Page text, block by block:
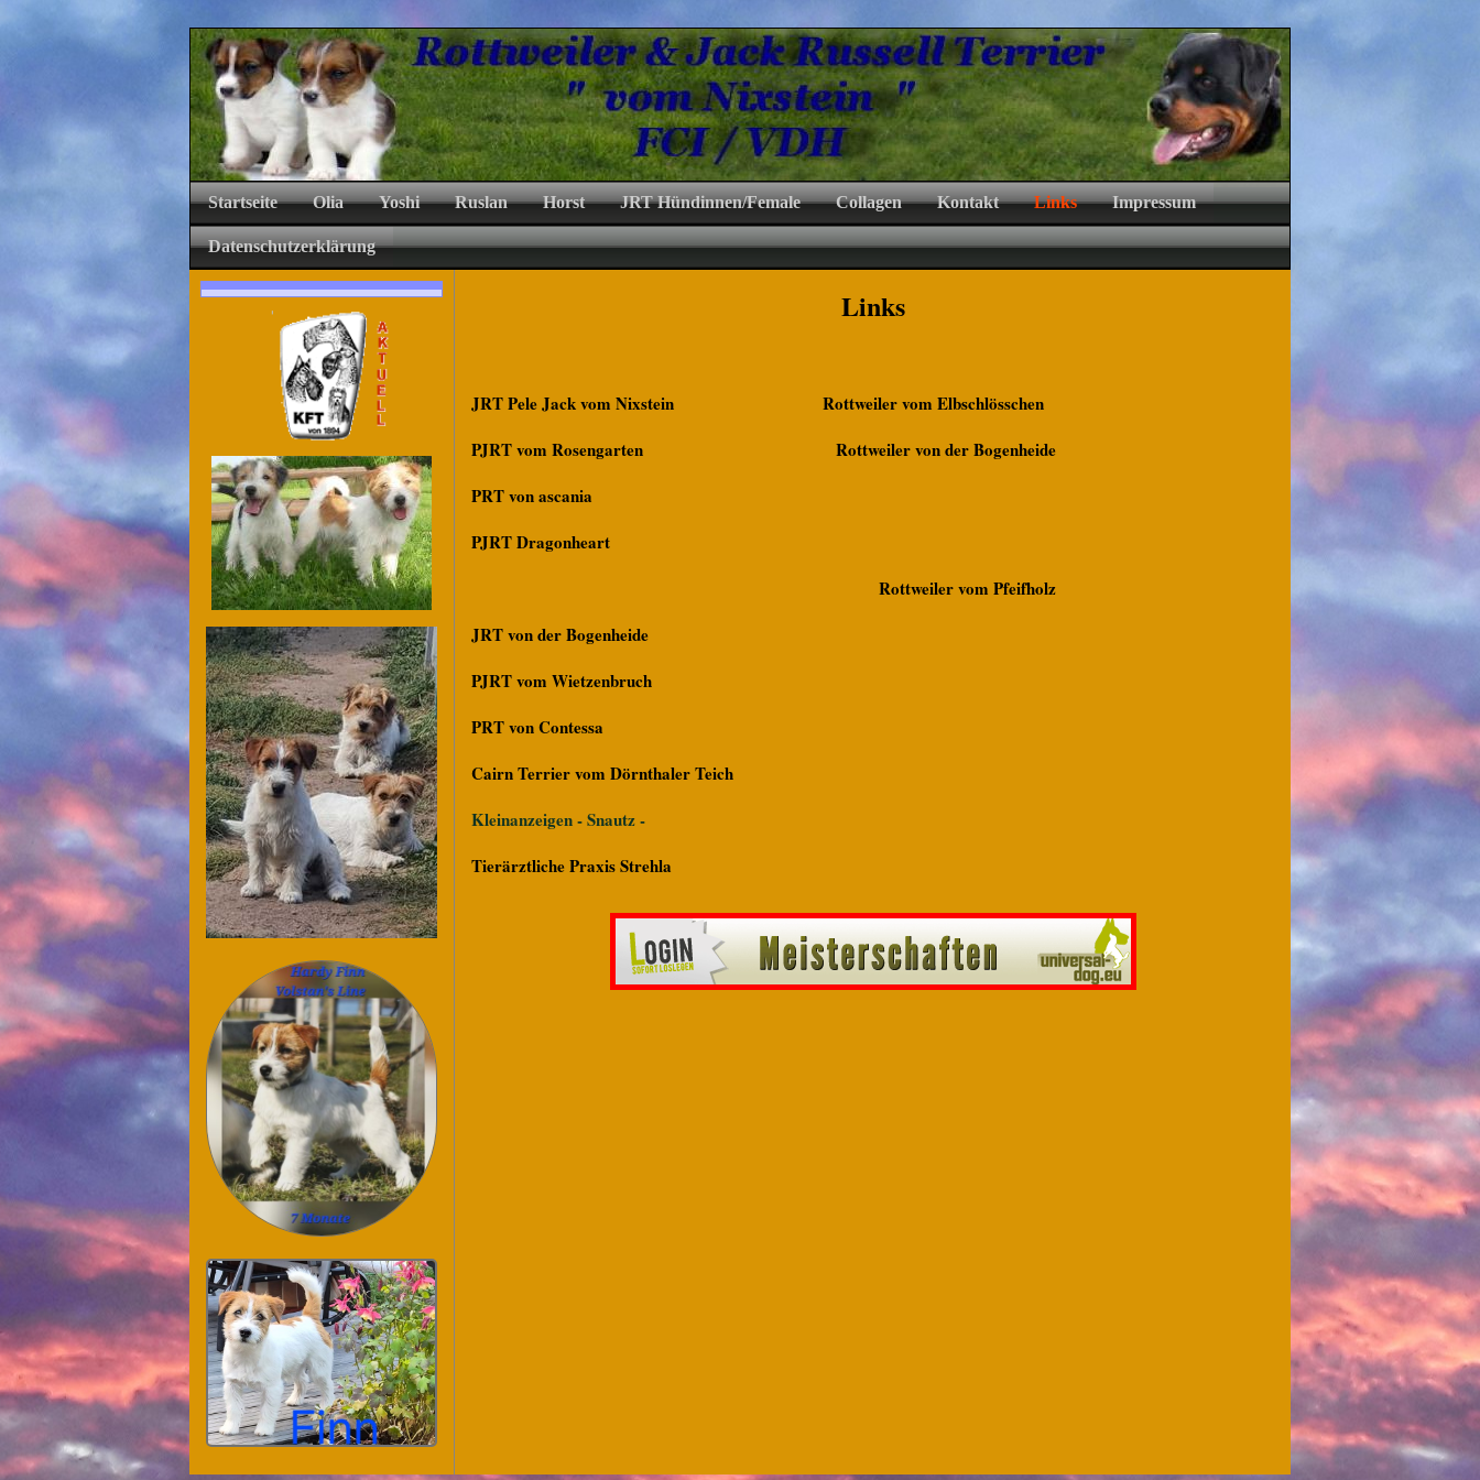
Startseite Olia Yoshi Ruslan Horst JRT Hündinnen/Female Collagen Kontakt Links Impressum
Datenschutzerklärung
Links
JRT Pele Jack vom Nixstein
Rottweiler vom Elbschlösschen
PJRT vom Rosengarten
Rottweiler von der Bogenheide
PRT von ascania
PJRT Dragonheart
Rottweiler vom Pfeifholz
JRT von der Bogenheide
PJRT vom Wietzenbruch
PRT von Contessa
Cairn Terrier vom Dörnthaler Teich
Kleinanzeigen - Snautz -
Tierärztliche Praxis Strehla